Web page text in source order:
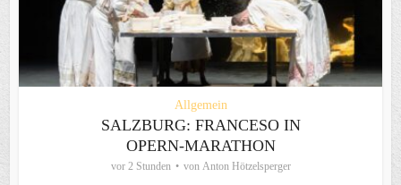
Allgemein
SALZBURG: FRANCESO IN
OPERN-MARATHON
vor 2 Stunden von Anton Hötzelsperger